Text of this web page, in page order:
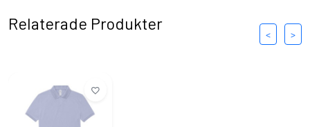
Relaterade Produkter
< >